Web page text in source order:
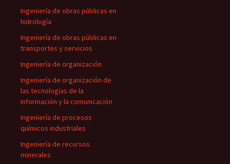
Ingeniería de obras públicas en
hidrología
Ingeniería de obras públicas en
transportes y servicios
Ingeniería de organización
Ingeniería de organización de
las tecnologías de la
información y la comunicación
Ingeniería de procesos
químicos industriales
Ingeniería de recursos
minerales